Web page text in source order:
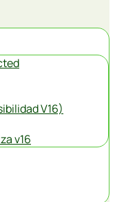
V16)
v16